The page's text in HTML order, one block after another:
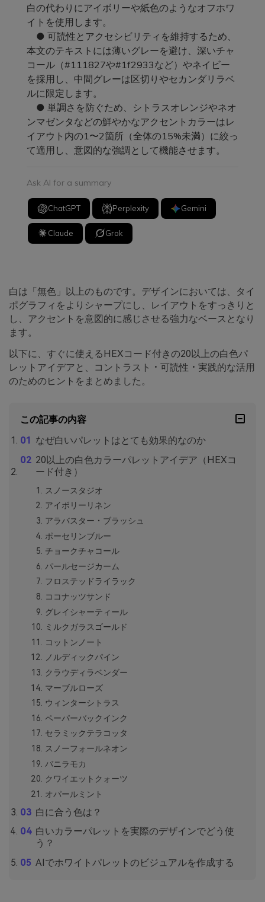
白の代わりにアイボリーや紙色のようなオフホワ
イトを使用します。
● 可読性とアクセシビリティを維持するため、
本文のテキストには薄いグレーを避け、深いチャ
コール（#111827や#1f2933など）やネイビー
を採用し、中間グレーは区切りやセカンダリラベ
ルに限定します。
● 単調さを防ぐため、シトラスオレンジやネオ
ンマゼンタなどの鮮やかなアクセントカラーはレ
イアウト内の1〜2箇所（全体の15%未満）に絞っ
て適用し、意図的な強調として機能させます。
Ask AI for a summary
ChatGPT Perplexity Gemini
Claude Grok
白は「無色」以上のものです。デザインにおいては、タイ
ポグラフィをよりシャープにし、レイアウトをすっきりと
し、アクセントを意図的に感じさせる強力なベースとなり
ます。
以下に、すぐに使えるHEXコード付きの20以上の白色パ
レットアイデアと、コントラスト・可読性・実践的な活用
のためのヒントをまとめました。
この記事の内容
なぜ白いパレットはとても効果的なのか
20以上の白色カラーパレットアイデア（HEXコ
ード付き）
スノースタジオ
アイボリーリネン
アラバスター・ブラッシュ
ポーセリンブルー
チョークチャコール
パールセージカーム
フロステッドライラック
ココナッツサンド
グレイシャーティール
ミルクガラスゴールド
コットンノート
ノルディックパイン
クラウディラベンダー
マーブルローズ
ウィンターシトラス
ペーパーバックインク
セラミックテラコッタ
スノーフォールネオン
バニラモカ
クワイエットクォーツ
オパールミント
白に合う色は？
白いカラーパレットを実際のデザインでどう使
う？
AIでホワイトパレットのビジュアルを作成する